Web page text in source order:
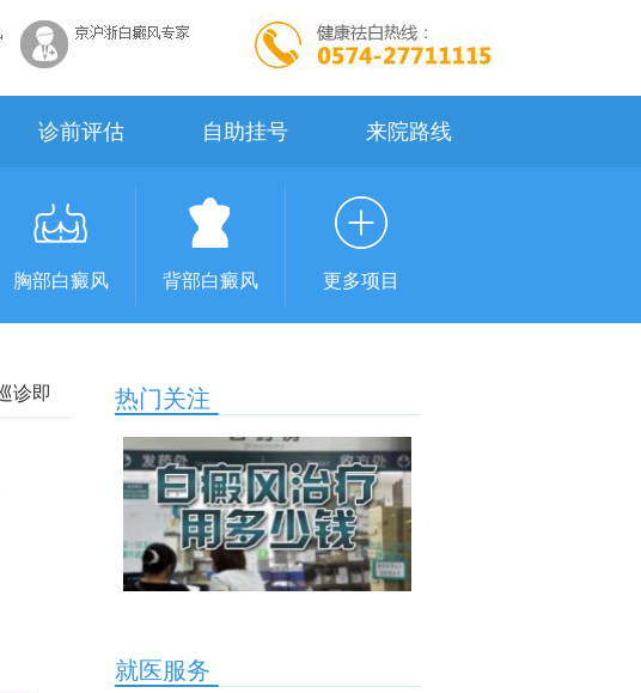
诊前评估 自助挂号 来院路线
胸部白癜风 背部白癜风 更多项目
诊即 热门关注
就医服务